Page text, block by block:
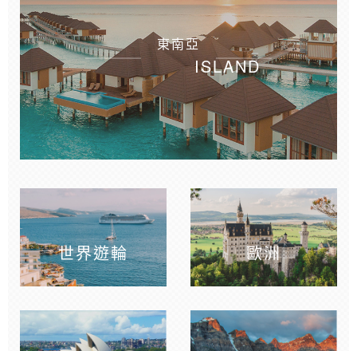
ISLAND
東南亞
世界遊輪 歐洲